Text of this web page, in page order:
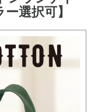
選択可】